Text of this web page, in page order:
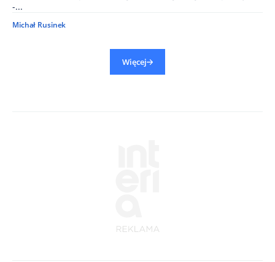
-...
Michał Rusinek
Więcej